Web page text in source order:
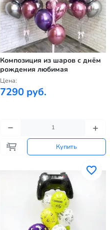
Композиция из шаров с днём
рождения любимая
Цена:
7290 руб.
Купить